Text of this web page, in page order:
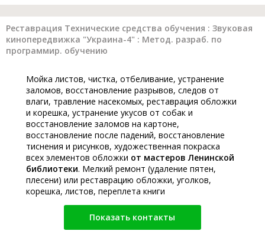
Реставрация Технические средства обучения : Звуковая
кинопередвижка "Украина-4" : Метод. разраб. по
программир. обучению
Мойка листов, чистка, отбеливание, устранение
заломов, восстановление разрывов, следов от
влаги, травление насекомых, реставрация обложки
и корешка, устранение укусов от собак и
восстановление заломов на картоне,
восстановление после падений, восстановление
тиснения и рисунков, художественная покраска
всех элементов обложки от мастеров Ленинской
библиотеки. Мелкий ремонт (удаление пятен,
плесени) или реставрацию обложки, уголков,
корешка, листов, переплета книги
Показать контакты